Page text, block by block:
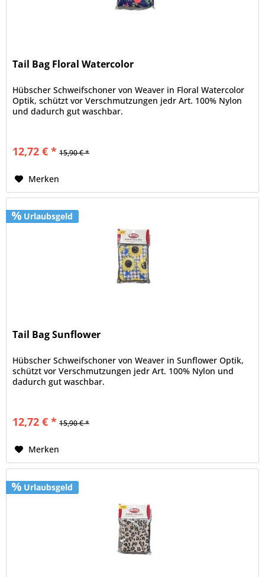
Tail Bag Floral Watercolor
Hübscher Schweifschoner von Weaver in Floral Watercolor
Optik, schützt vor Verschmutzungen jedr Art. 100% Nylon
und dadurch gut waschbar.
12,72 € * 15,90 € *
Merken
Urlaubsgeld
Tail Bag Sunflower
Hübscher Schweifschoner von Weaver in Sunflower Optik,
schützt vor Verschmutzungen jedr Art. 100% Nylon und
dadurch gut waschbar.
12,72 € * 15,90 € *
Merken
Urlaubsgeld